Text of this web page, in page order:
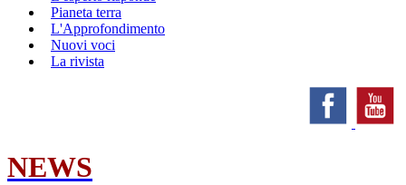
Pianeta terra
L'Approfondimento
Nuovi voci
La rivista
NEWS